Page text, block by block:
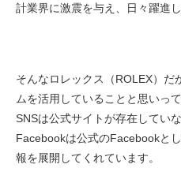
計業界に激震を与え、日々躍進
そんなロレックス（ROLEX）だ
ムを活用していることと思いっ
SNSは公式サイトが存在してい
Facebookは公式のFacebookと
報を展開してくれています。